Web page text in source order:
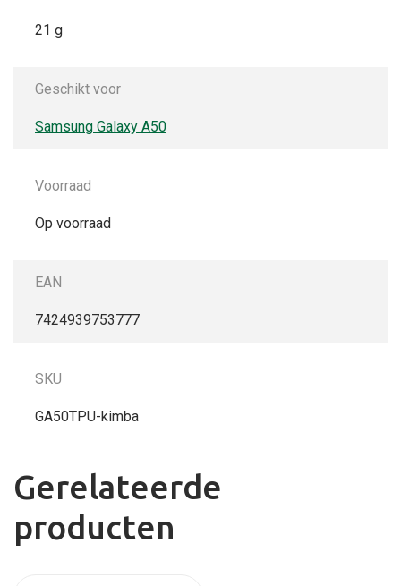
21 g
Geschikt voor
Samsung Galaxy A50
Voorraad
Op voorraad
EAN
7424939753777
SKU
GA50TPU-kimba
Gerelateerde
producten